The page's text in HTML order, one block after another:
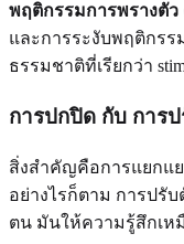
พฤติกรรมการพรางตัว
และการระงับพฤติกร
ธรรมชาติที่เรียกว่า
การปกปิด กับ การ
สิ่งสำคัญคือการแยกแ
อย่างไรก็ตาม การปรั
ตน มันให้ความรู้สึกเ